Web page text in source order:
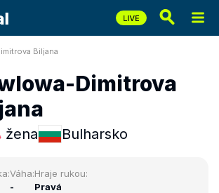
Biljana
Dimitrova
žena Bulharsko
Váha:
-
Hraje rukou:
Pravá